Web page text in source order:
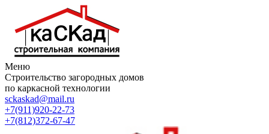
Меню
Строительство загородных домов
по каркасной технологии
sckaskad@mail.ru
+7(911)920-22-73
+7(812)372-67-47